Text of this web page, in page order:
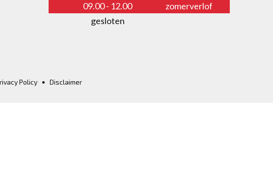
09.00 - 12.00
zomerverlof
gesloten
Policy • Disclaimer